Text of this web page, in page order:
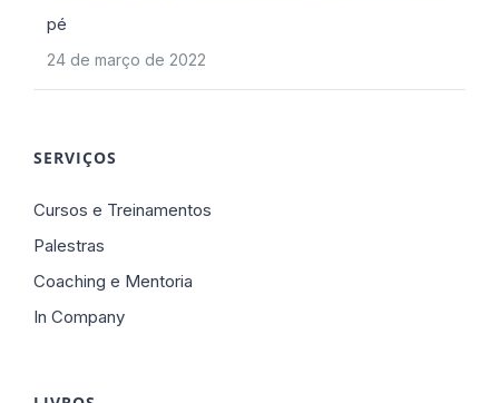
pé
24 de março de 2022
SERVIÇOS
Cursos e Treinamentos
Palestras
Coaching e Mentoria
In Company